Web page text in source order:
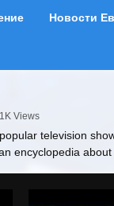
Новости
Views
television
encyclopedia